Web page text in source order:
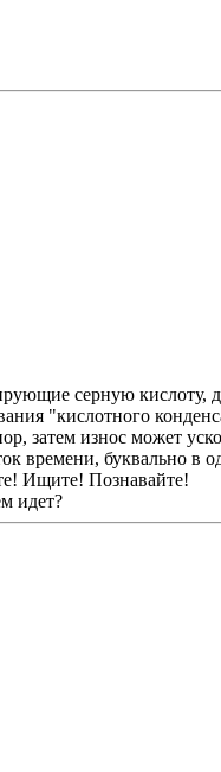
серную кислоту,
"кислотного
затем износ может
времени, буквально
Ищите! Познавайте!
идет?